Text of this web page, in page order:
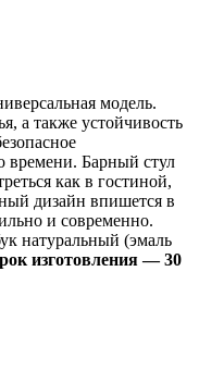
модель.
а также устойчивость
времени. Барный стул
как в гостиной,
дизайн впишется в
и современно.
(эмаль
изготовления — 30